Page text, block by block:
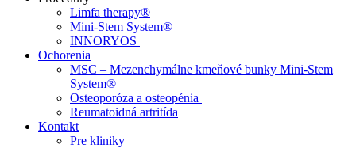
Limfa therapy®
Mini-Stem System®
INNORYOS
Ochorenia
MSC – Mezenchymálne kmeňové bunky Mini-Stem
System®
Osteoporóza a osteopénia
Reumatoidná artritída
Kontakt
Pre kliniky